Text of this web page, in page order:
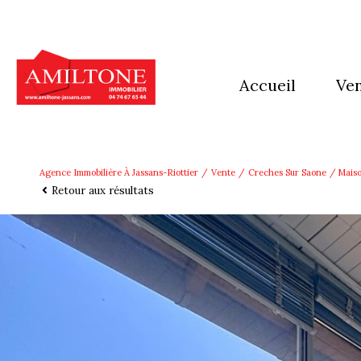
accueil
Agence Immobilière À Jassans-Riottier Vente Creches Sur Saone
Retour aux résultats